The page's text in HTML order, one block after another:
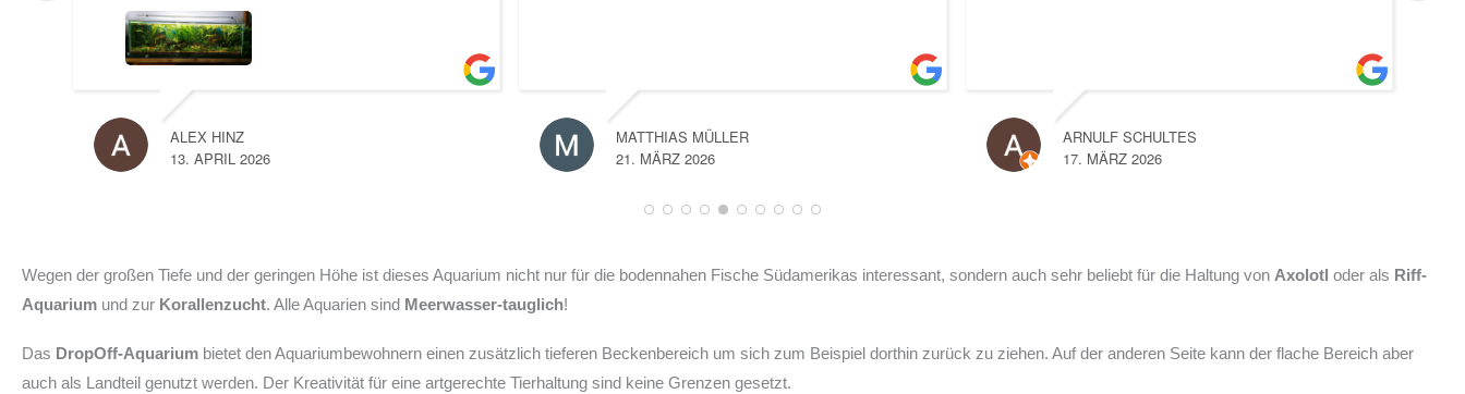
ALEX HINZ
13. APRIL 2026
MATTHIAS MÜLLER
21. MÄRZ 2026
ARNULF SCHULTES
17. MÄRZ 2026
Wegen der großen Tiefe und der geringen Höhe ist dieses Aquarium nicht nur für die bodennahen Fische Südamerikas interessant, sondern auch sehr beliebt für die Haltung von Axolotl oder als Riff-
Aquarium und zur Korallenzucht. Alle Aquarien sind Meerwasser-tauglich!
Das DropOff-Aquarium bietet den Aquariumbewohnern einen zusätzlich tieferen Beckenbereich um sich zum Beispiel dorthin zurück zu ziehen. Auf der anderen Seite kann der flache Bereich aber
auch als Landteil genutzt werden. Der Kreativität für eine artgerechte Tierhaltung sind keine Grenzen gesetzt.